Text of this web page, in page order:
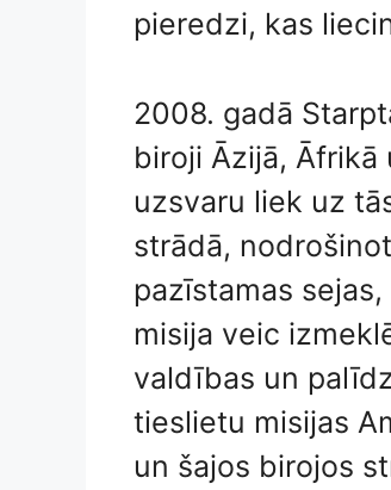
pieredzi, kas
2008. gadā
biroji Āzijā, Āfrikā
uzsvaru liek uz
strādā,
pazīstamas
misija veic
valdības un
tieslietu misijas
un šajos birojos